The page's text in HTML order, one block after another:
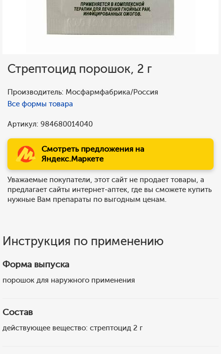
Стрептоцид порошок, 2 г
Производитель: Мосфармфабрика/Россия
Все формы товара
Артикул: 984680014040
Смотреть предложения на
Яндекс.Маркете
Уважаемые покупатели, этот сайт не продает товары, а
предлагает сайты интернет-аптек, где вы сможете купить
нужные Вам препараты по выгодным ценам.
Инструкция по применению
Форма выпуска
порошок для наружного применения
Состав
действующее вещество: стрептоцид 2 г